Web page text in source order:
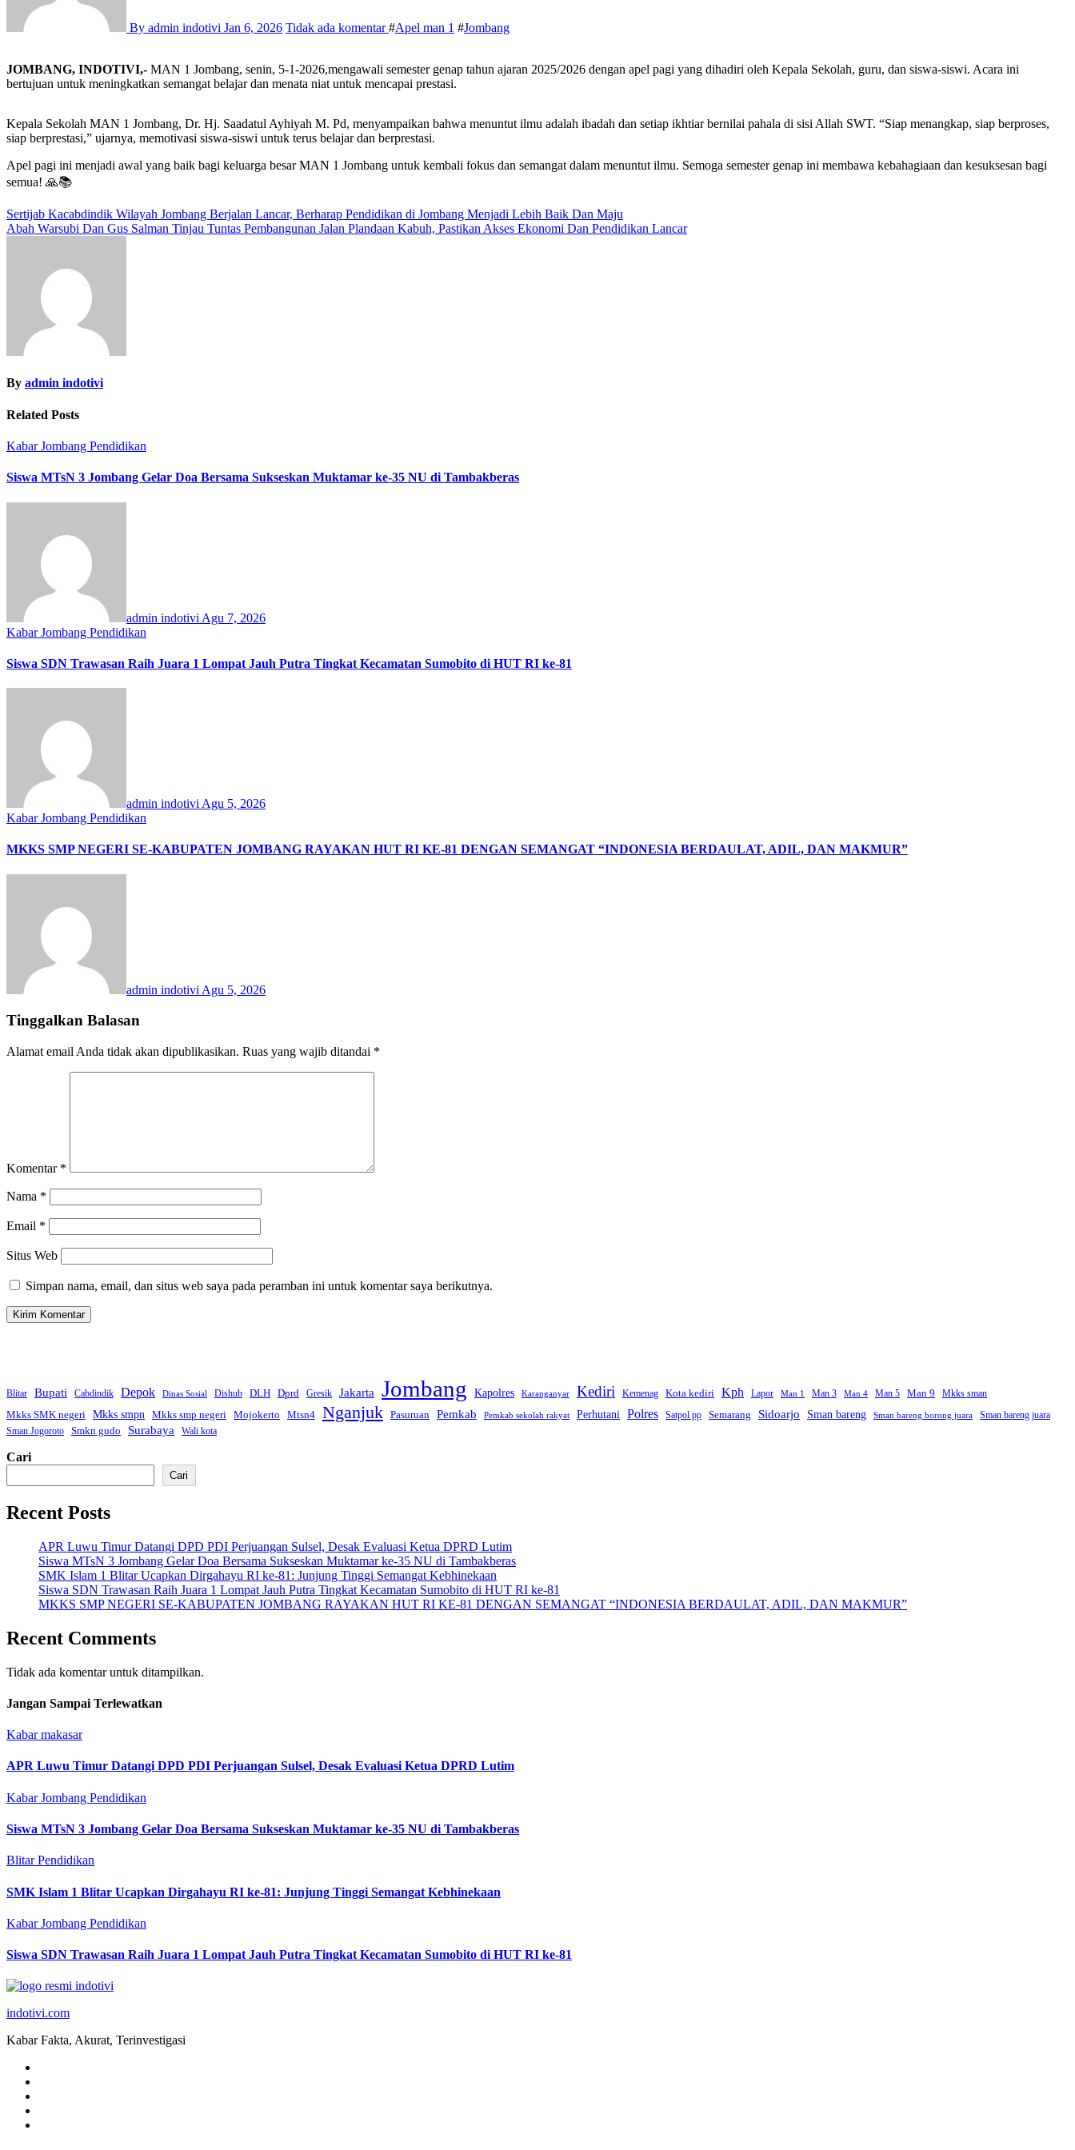
By admin indotivi Jan 6, 2026 Tidak ada komentar#Apel man 1 #Jombang
JOMBANG, INDOTIVI,- MAN 1 Jombang, senin, 5-1-2026,mengawali semester genap tahun ajaran 2025/2026 dengan apel pagi yang dihadiri oleh Kepala Sekolah, guru, dan siswa-siswi. Acara ini
bertujuan untuk meningkatkan semangat belajar dan menata niat untuk mencapai prestasi.
Kepala Sekolah MAN 1 Jombang, Dr. Hj. Saadatul Ayhiyah M. Pd, menyampaikan bahwa menuntut ilmu adalah ibadah dan setiap ikhtiar bernilai pahala di sisi Allah SWT. “Siap menangkap, siap berproses,
siap berprestasi,” ujarnya, memotivasi siswa-siswi untuk terus belajar dan berprestasi.
Apel pagi ini menjadi awal yang baik bagi keluarga besar MAN 1 Jombang untuk kembali fokus dan semangat dalam menuntut ilmu. Semoga semester genap ini membawa kebahagiaan dan kesuksesan bagi
semua! 🙏📚
Navigasi
pos
Sertijab Kacabdindik Wilayah Jombang Berjalan Lancar, Berharap Pendidikan di Jombang Menjadi Lebih Baik Dan Maju
Abah Warsubi Dan Gus Salman Tinjau Tuntas Pembangunan Jalan Plandaan Kabuh, Pastikan Akses Ekonomi Dan Pendidikan Lancar
By admin indotivi
Related Posts
Kabar Jombang Pendidikan
Siswa MTsN 3 Jombang Gelar Doa Bersama Sukseskan Muktamar ke-35 NU di Tambakberas
admin indotivi Agu 7, 2026
Kabar Jombang Pendidikan
Siswa SDN Trawasan Raih Juara 1 Lompat Jauh Putra Tingkat Kecamatan Sumobito di HUT RI ke-81
admin indotivi Agu 5, 2026
Kabar Jombang Pendidikan
MKKS SMP NEGERI SE-KABUPATEN JOMBANG RAYAKAN HUT RI KE-81 DENGAN SEMANGAT “INDONESIA BERDAULAT, ADIL, DAN MAKMUR”
admin indotivi Agu 5, 2026
Tinggalkan Balasan
Alamat email Anda tidak akan dipublikasikan. Ruas yang wajib ditandai *
Komentar *
Nama *
Email *
Situs Web
Simpan nama, email, dan situs web saya pada peramban ini untuk komentar saya berikutnya.
Blitar Bupati Cabdindik Depok Dinas Sosial Dishub DLH Dprd Gresik Jakarta Jombang Kapolres Karanganyar Kediri Kemenag Kota kediri Kph Lapor Man 1 Man 3 Man 4 Man 5 Man 9 Mkks sman
Mkks SMK negeri Mkks smpn Mkks smp negeri Mojokerto Mtsn4 Nganjuk Pasuruan Pemkab Pemkab sekolah rakyat Perhutani Polres Satpol pp Semarang Sidoarjo Sman bareng Sman bareng borong juara
Sman bareng juara
Sman Jogoroto
Smkn gudo Surabaya Wali kota
Cari
Cari
Recent Posts
APR Luwu Timur Datangi DPD PDI Perjuangan Sulsel, Desak Evaluasi Ketua DPRD Lutim
Siswa MTsN 3 Jombang Gelar Doa Bersama Sukseskan Muktamar ke-35 NU di Tambakberas
SMK Islam 1 Blitar Ucapkan Dirgahayu RI ke-81: Junjung Tinggi Semangat Kebhinekaan
Siswa SDN Trawasan Raih Juara 1 Lompat Jauh Putra Tingkat Kecamatan Sumobito di HUT RI ke-81
MKKS SMP NEGERI SE-KABUPATEN JOMBANG RAYAKAN HUT RI KE-81 DENGAN SEMANGAT “INDONESIA BERDAULAT, ADIL, DAN MAKMUR”
Recent Comments
Tidak ada komentar untuk ditampilkan.
Jangan Sampai Terlewatkan
Kabar makasar
APR Luwu Timur Datangi DPD PDI Perjuangan Sulsel, Desak Evaluasi Ketua DPRD Lutim
Kabar Jombang Pendidikan
Siswa MTsN 3 Jombang Gelar Doa Bersama Sukseskan Muktamar ke-35 NU di Tambakberas
BlitarPendidikan
SMK Islam 1 Blitar Ucapkan Dirgahayu RI ke-81: Junjung Tinggi Semangat Kebhinekaan
Kabar Jombang Pendidikan
Siswa SDN Trawasan Raih Juara 1 Lompat Jauh Putra Tingkat Kecamatan Sumobito di HUT RI ke-81
indotivi.com
Kabar Fakta, Akurat, Terinvestigasi